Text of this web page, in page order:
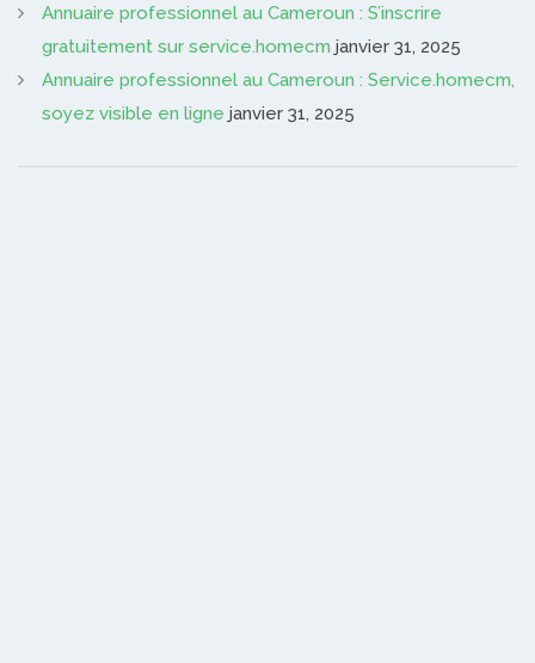
Annuaire professionnel au Cameroun : S’inscrire
gratuitement sur service.homecm janvier 31, 2025
Annuaire professionnel au Cameroun : Service.homecm,
soyez visible en ligne janvier 31, 2025